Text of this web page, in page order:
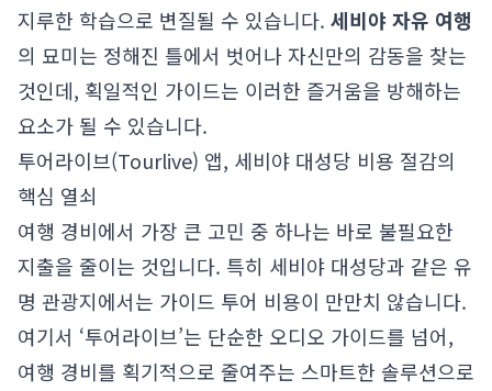
지루한 학습으로 변질될 수 있습니다. 세비야 자유 여행
의 묘미는 정해진 틀에서 벗어나 자신만의 감동을 찾는
것인데, 획일적인 가이드는 이러한 즐거움을 방해하는
요소가 될 수 있습니다.
투어라이브(Tourlive) 앱, 세비야 대성당 비용 절감의
핵심 열쇠
여행 경비에서 가장 큰 고민 중 하나는 바로 불필요한
지출을 줄이는 것입니다. 특히 세비야 대성당과 같은 유
명 관광지에서는 가이드 투어 비용이 만만치 않습니다.
여기서 ‘투어라이브’는 단순한 오디오 가이드를 넘어,
여행 경비를 획기적으로 줄여주는 스마트한 솔루션으로